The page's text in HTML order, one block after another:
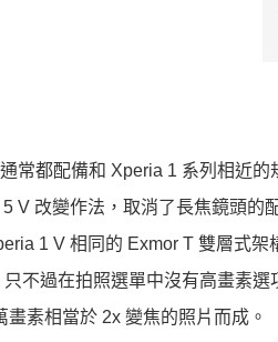
常都配備和 Xperia 1 系列相近
V 改變作法，取消了長焦鏡頭
1 V 相同的 Exmor T 雙層式
不過在拍照選單中沒有高畫素
素相當於 2x 變焦的照片而成。